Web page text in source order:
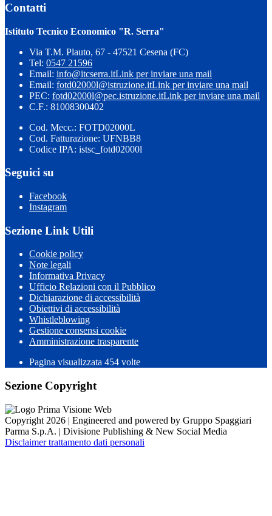
Contatti
Istituto Tecnico Economico "R. Serra"
Via T.M. Plauto, 67 - 47521 Cesena (FC)
Tel: 0547 21596
Email: info@itcserra.itLink per inviare una mail
Email: fotd02000l@istruzione.itLink per inviare una mail
PEC: fotd02000l@pec.istruzione.itLink per inviare una mail
C.F.: 81008300402
Cod. Mecc.: FOTD02000L
Cod. Fatturazione: UFNBB8
Codice IPA: istsc_fotd02000l
Seguici su
Facebook
Instagram
Sezione Link Utili
Cookie policy
Note legali
Informativa Privacy
Ufficio Relazioni con il Pubblico
Dichiarazione di accessibilità
Obiettivi di accessibilità
Whistleblowing
Gestione consensi cookie
Amministrazione trasparente
Pagina visualizzata 454 volte
Sezione Copyright
Copyright 2026 | Engineered and powered by Gruppo Spaggiari
Parma S.p.A. | Divisione Publishing & New Social Media
Disclaimer trattamento dati personali